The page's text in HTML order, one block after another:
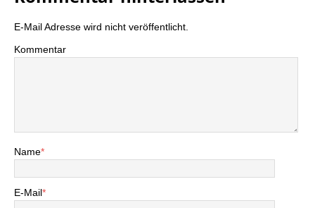
E-Mail Adresse wird nicht veröffentlicht.
Kommentar
Name*
E-Mail*